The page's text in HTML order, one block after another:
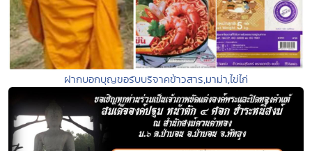
ฝากบอกบุญขอรับบริจาคข้าวสาร,มาม่า,ไข่ไก่